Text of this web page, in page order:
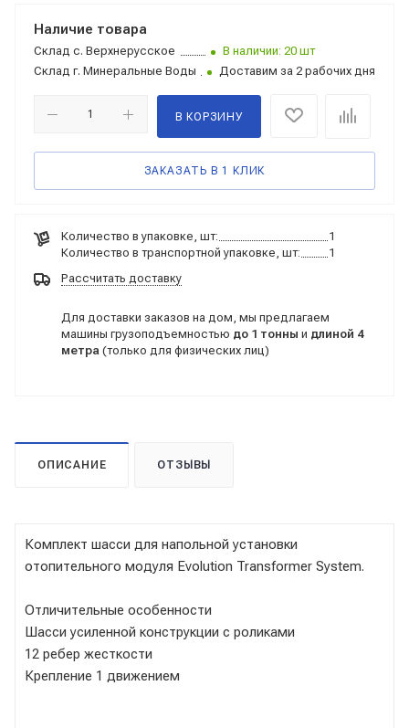
Наличие товара
Склад с. Верхнерусское
В наличии: 20 шт
Склад г. Минеральные Воды Доставим за 2 рабочих дня
В КОРЗИНУ
ЗАКАЗАТЬ В 1 КЛИК
Количество в упаковке, шт:
1
Количество в транспортной упаковке, шт:
1
Рассчитать доставку
Для доставки заказов на дом, мы предлагаем
машины грузоподъемностью до 1 тонны и длиной 4
метра (только для физических лиц)
ОПИСАНИЕ ОТЗЫВЫ
Комплект шасси для напольной установки
отопительного модуля Evolution Transformer System.
Отличительные особенности
Шасси усиленной конструкции с роликами
12 ребер жесткости
Крепление 1 движением